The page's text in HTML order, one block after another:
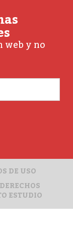
web y no
ESTUDIO
DE USO